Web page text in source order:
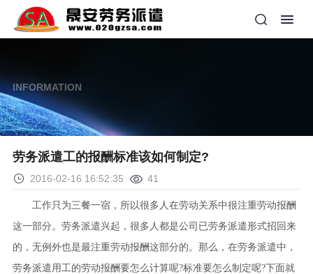
INFORMATION
劳务派遣工的报酬标准该如何制定?
2016-02-16 16:52:35 41
工作只为三餐一宿，所以很多人在劳动关系中很注重劳动报酬
这一部分。劳务派遣兴起，很多人都是公司已劳务派遣形式招回来
的，无例外也是最注重劳动报酬这部分的。那么，在劳务派遣中，
劳务派遣用工的劳动报酬要怎么计算呢?标准要怎么制定呢?下面就